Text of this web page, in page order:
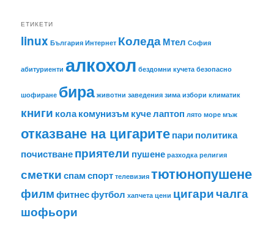
ЕТИКЕТИ
linux България Интернет КоледаМтел София
абитуриенти алкохол бездомни кучета безопасно
шофиране бира животни заведения зима избори климатик
книги колакомунизъм кучелаптоп лято море мъж
отказване на цигаритепариполитика
почистванеприятели пушене разходка религия
сметкиспамспорт телевизия тютюнопушене
филмфитнесфутбол хапчета цени цигаричалга
шофьори